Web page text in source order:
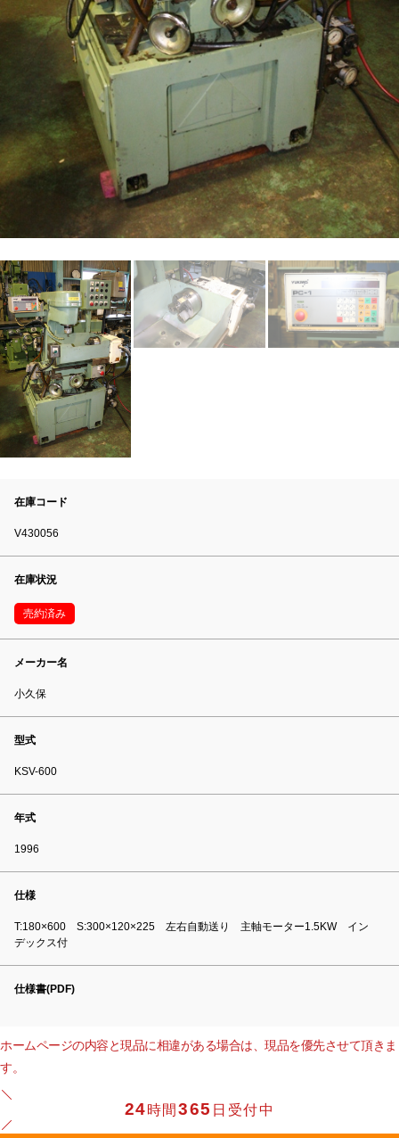
在庫コード
V430056
在庫状況
売約済み
メーカー名
小久保
型式
KSV-600
年式
1996
仕様
T:180×600 S:300×120×225 左右自動送り 主軸モーター1.5KW イン
デックス付
仕様書(PDF)
ホームページの内容と現品に相違がある場合は、現品を優先させて頂きま
す。
24時間365 日受付中